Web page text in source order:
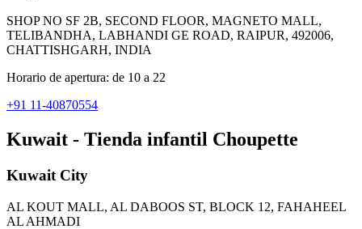
SHOP NO SF 2B, SECOND FLOOR, MAGNETO MALL,
TELIBANDHA, LABHANDI GE ROAD, RAIPUR, 492006,
CHATTISHGARH, INDIA
Horario de apertura: de 10 a 22
+91 11-40870554
Kuwait - Tienda infantil Choupette
Kuwait City
AL KOUT MALL, AL DABOOS ST, BLOCK 12, FAHAHEEL
AL AHMADI